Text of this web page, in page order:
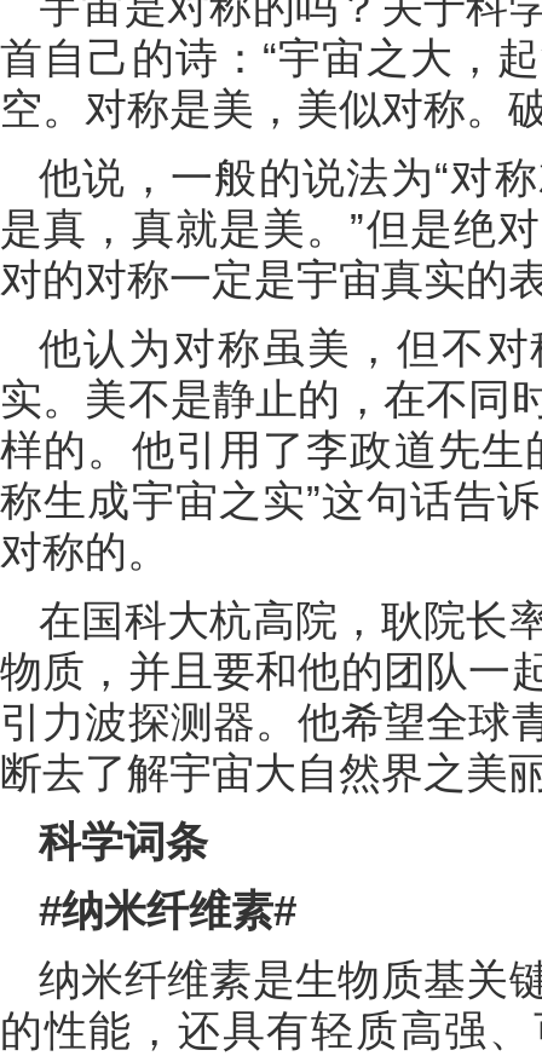
首自己的诗：“宇宙之大，
空。对称是美，美似对称。
他说，一般的说法为“对
是真，真就是美。”但是绝
对的对称一定是宇宙真实的
他认为对称虽美，但不
实。美不是静止的，在不同
样的。他引用了李政道先生
称生成宇宙之实”这句话告
对称的。
在国科大杭高院，耿院长
物质，并且要和他的团队一
引力波探测器。他希望全球
断去了解宇宙大自然界之美
科学词条
#纳米纤维素#
纳米纤维素是生物质基关
的性能，还具有轻质高强